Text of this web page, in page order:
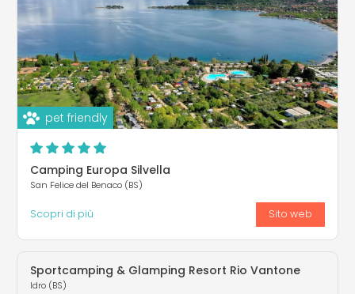
pet friendly
Camping Europa Silvella
San Felice del Benaco (BS)
Scopri di più Sito web
Sportcamping & Glamping Resort Rio Vantone
Idro (BS)